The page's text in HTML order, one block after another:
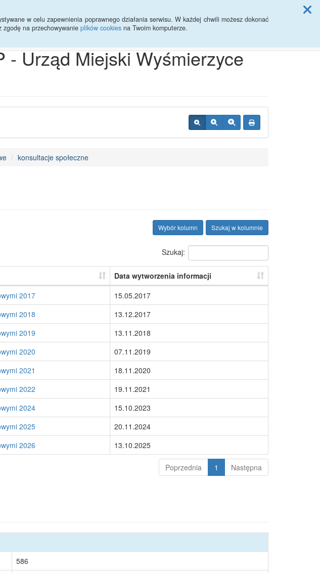
w celu zapewnienia poprawnego działania serwisu. W każdej chwili możesz dokonać
zgodę na przechowywanie plików cookies na Twoim komputerze.
Przycisk wyszukaj duży
- Urząd Miejski Wyśmierzyce
konsultacje społeczne
Szukaj w kolumnie
Wybór kolumn
Szukaj:
Data wytworzenia informacji
2017
15.05.2017
2018
13.12.2017
2019
13.11.2018
2020
07.11.2019
2021
18.11.2020
2022
19.11.2021
2024
15.10.2023
2025
20.11.2024
2026
13.10.2025
Poprzednia 1 Następna
586